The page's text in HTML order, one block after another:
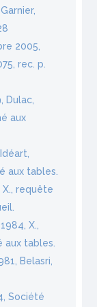
2005,
rec. p.
Dulac,
aux
aux tables.
X., requête
X.,
aux tables.
Belasri,
Société